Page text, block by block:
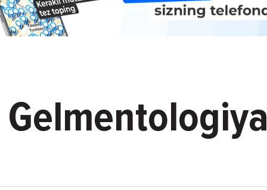
Gelmentologiya